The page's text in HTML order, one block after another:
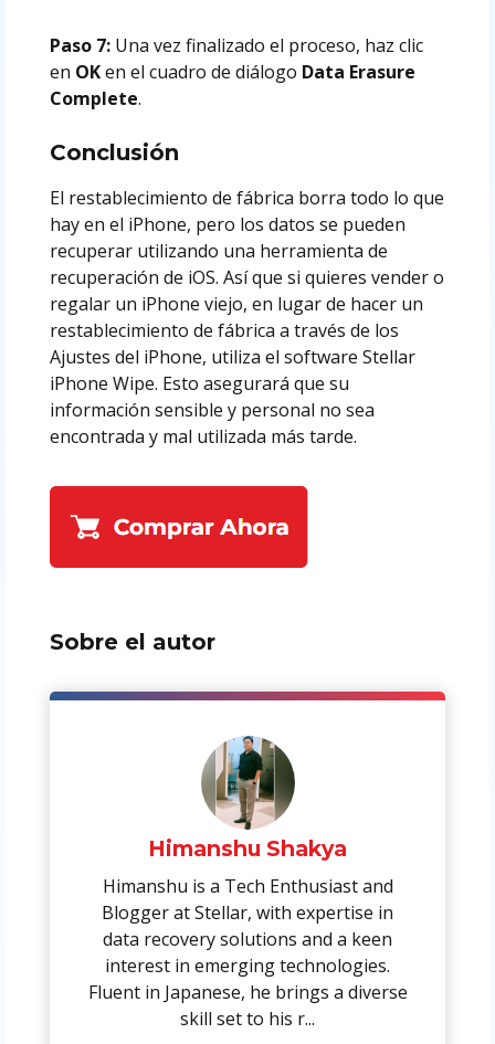
Paso 7: Una vez finalizado el proceso, haz clic
en OKen el cuadro de diálogo Data Erasure
Complete.
Conclusión
El restablecimiento de fábrica borra todo lo que
hay en el iPhone, pero los datos se pueden
recuperar utilizando una herramienta de
recuperación de iOS. Así que si quieres vender o
regalar un iPhone viejo, en lugar de hacer un
restablecimiento de fábrica a través de los
Ajustes del iPhone, utiliza el software Stellar
iPhone Wipe. Esto asegurará que su
información sensible y personal no sea
encontrada y mal utilizada más tarde.
Sobre el autor
Himanshu Shakya
Himanshu is a Tech Enthusiast and
Blogger at Stellar, with expertise in
data recovery solutions and a keen
interest in emerging technologies.
Fluent in Japanese, he brings a diverse
skill set to his r...